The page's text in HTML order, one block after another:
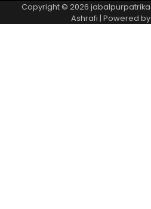
Copyright © 2026 jabalpurpatrika
Ashrafi | Powered by